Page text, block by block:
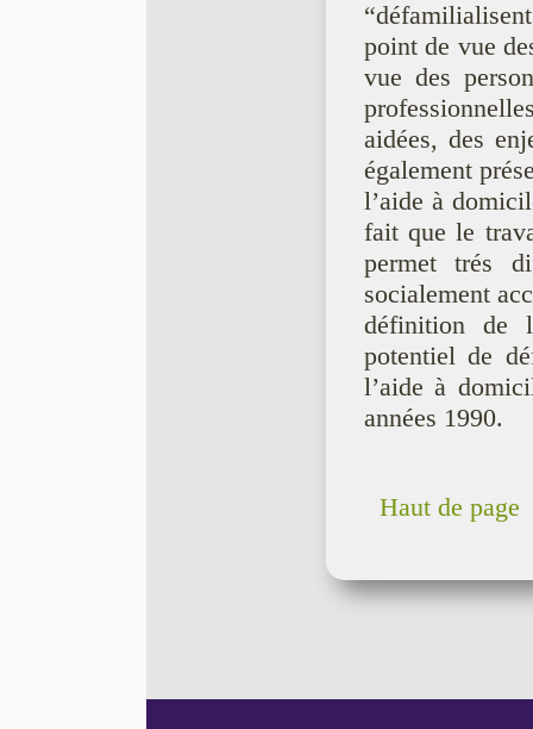
point de vue
vue des
aidées, des
également
l’aide à
fait que le
permet trés
socialement
définition de
potentiel de
l’aide à
années 1990.
Haut de page